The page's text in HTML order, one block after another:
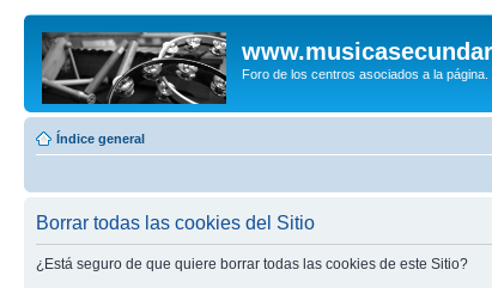
Foro de los centros asociados a la página.
Índice general
Borrar todas las cookies del Sitio
¿Está seguro de que quiere borrar todas las cookies de este Sitio?